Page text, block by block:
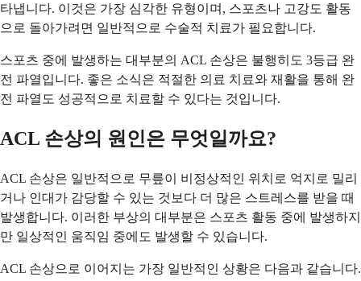
타냅니다. 이것은 가장 심각한 유형이며, 스포츠나 고강도 활동
으로 돌아가려면 일반적으로 수술적 치료가 필요합니다.
스포츠 중에 발생하는 대부분의 ACL 손상은 불행히도 3등급 완
전 파열입니다. 좋은 소식은 적절한 의료 치료와 재활을 통해 완
전 파열도 성공적으로 치료할 수 있다는 것입니다.
ACL 손상의 원인은 무엇일까요?
ACL 손상은 일반적으로 무릎이 비정상적인 위치로 억지로 밀리
거나 인대가 감당할 수 있는 것보다 더 많은 스트레스를 받을 때
발생합니다. 이러한 부상의 대부분은 스포츠 활동 중에 발생하지
만 일상적인 움직임 중에도 발생할 수 있습니다.
ACL 손상으로 이어지는 가장 일반적인 상황은 다음과 같습니다.